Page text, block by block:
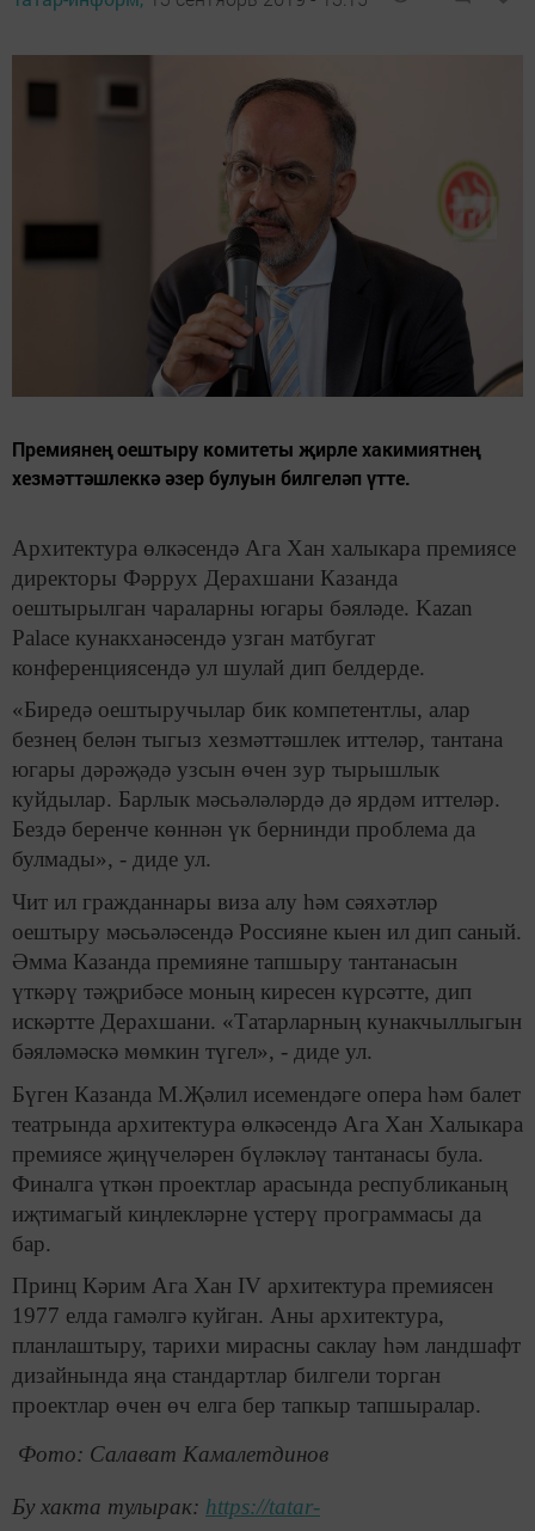
Премиянең оештыру комитеты җирле хакимиятнең
хезмәттәшлеккә әзер булуын билгеләп үтте.
Архитектура өлкәсендә Ага Хан халыкара премиясе
директоры Фәррух Дерахшани Казанда
оештырылган чараларны югары бәяләде. Kazan
Palacе кунакханәсендә узган матбугат
конференциясендә ул шулай дип белдерде.
«Биредә оештыручылар бик компетентлы, алар
безнең белән тыгыз хезмәттәшлек иттеләр, тантана
югары дәрәҗәдә узсын өчен зур тырышлык
куйдылар. Барлык мәсьәләләрдә дә ярдәм иттеләр.
Бездә беренче көннән үк бернинди проблема да
булмады», - диде ул.
Чит ил гражданнары виза алу һәм сәяхәтләр
оештыру мәсьәләсендә Россияне кыен ил дип саный.
Әмма Казанда премияне тапшыру тантанасын
үткәрү тәҗрибәсе моның киресен күрсәтте, дип
искәртте Дерахшани. «Татарларның кунакчыллыгын
бәяләмәскә мөмкин түгел», - диде ул.
Бүген Казанда М.Җәлил исемендәге опера һәм балет
театрында архитектура өлкәсендә Ага Хан Халыкара
премиясе җиңүчеләрен бүләкләү тантанасы була.
Финалга үткән проектлар арасында республиканың
иҗтимагый киңлекләрне үстерү программасы да
бар.
Принц Кәрим Ага Хан IV архитектура премиясен
1977 елда гамәлгә куйган. Аны архитектура,
планлаштыру, тарихи мирасны саклау һәм ландшафт
дизайнында яңа стандартлар билгели торган
проектлар өчен өч елга бер тапкыр тапшыралар.
Фото: Салават Камалетдинов
Бу хакта тулырак: https://tatar-